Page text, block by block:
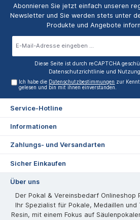
Abonnieren Sie jetzt einfach unseren
Newsletter und Sie werden stets unter
Produkte und Angebote
Diese Seite ist durch reCAPTCHA
Datenschutzrichtlinie und
Ich habe die Datenschutzbestimmungen zur
gelesen und bin mit ihnen einverstanden.
Service-Hotline
Informationen
Zahlungs- und Versandarten
Sicher Einkaufen
Über uns
Der Pokal & Vereinsbedarf Onlineshop
Ihr Spezialist für Pokale, Medaillen und
Resin, mit einem Fokus auf